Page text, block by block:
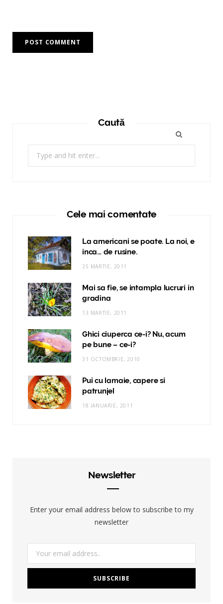
Caută
Cele mai comentate
La americani se poate. La noi, e
inca… de rusine.
25 MARTIE, 2011
Mai sa fie, se intampla lucruri in
gradina
13 MARTIE, 2011
Ghici ciuperca ce-i? Nu, acum
pe bune – ce-i?
31 OCTOMBRIE, 2010
Pui cu lamaie, capere si
patrunjel
18 IANUARIE, 2011
Newsletter
Enter your email address below to subscribe to my
newsletter